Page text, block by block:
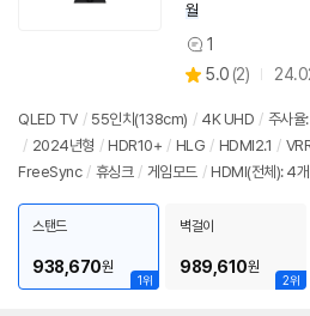
월
상
품
견
1
별
점
5.0 (상
리
뷰
2)
QLED TV / 55인치 (138cm) / 4K UHD / 주사
/ 2024년형 / HDR10+ / HLG / HDMI2.1 /
FreeSync / 휴싱크 / 게임모드 / HDMI(전체): 4개
1위
스탠드
938,670원
2위
벽걸이
989,610원